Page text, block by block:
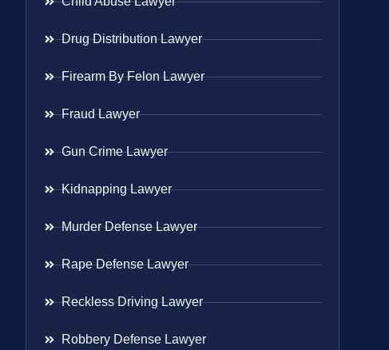
Drug Distribution Lawyer
Firearm By Felon Lawyer
Fraud Lawyer
Gun Crime Lawyer
Kidnapping Lawyer
Murder Defense Lawyer
Rape Defense Lawyer
Reckless Driving Lawyer
Robbery Defense Lawyer